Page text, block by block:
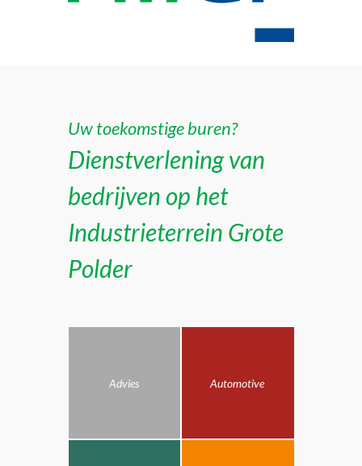
Uw toekomstige buren?
Dienstverlening van
bedrijven op het
Industrieterrein Grote
Polder
Advies Automotive